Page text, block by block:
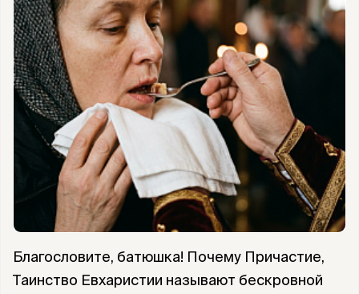
Благословите, батюшка! Почему Причастие,
Таинство Евхаристии называют бескровной